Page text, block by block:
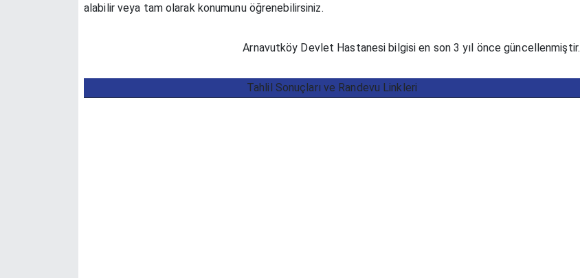
alabilir veya tam olarak konumunu öğrenebilirsiniz.
Arnavutköy Devlet Hastanesi bilgisi en son 3 yıl önce güncellenmiştir.
Tahlil Sonuçları ve Randevu Linkleri